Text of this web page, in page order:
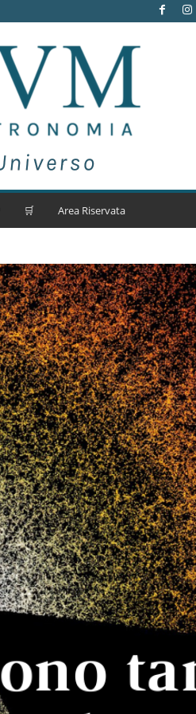
🛒 Area Riservata